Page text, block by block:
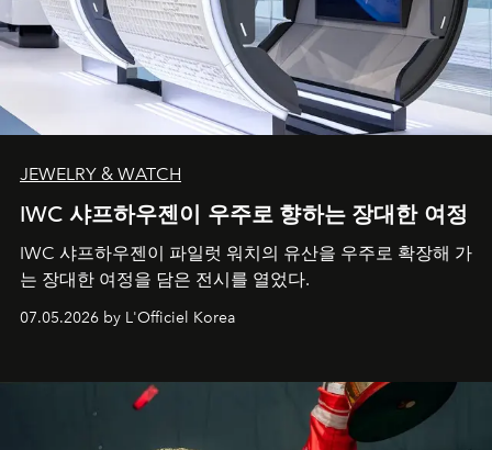
JEWELRY & WATCH
IWC 샤프하우젠이 우주로 향하는 장대한 여정
IWC 샤프하우젠이 파일럿 워치의 유산을 우주로 확장해 가
는 장대한 여정을 담은 전시를 열었다.
07.05.2026 by L'Officiel Korea